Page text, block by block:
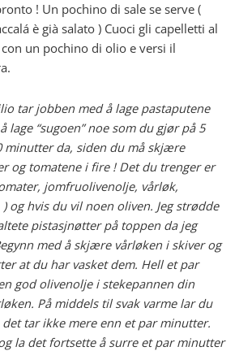
! Un pochino di sale se serve (
è già salato ) Cuoci gli capelletti al
un pochino di olio e versi il
tar jobben med å lage pastaputene
lage “sugoen” noe som du gjør på 5
minutter da, siden du må skjære
og tomatene i fire ! Det du trenger er
jomfruolivenolje, vårløk,
hvis du vil noen oliven. Jeg strødde
pistasjnøtter på toppen da jeg
med å skjære vårløken i skiver og
at du har vasket dem. Hell et par
god olivenolje i stekepannen din
På middels til svak varme lar du
tar ikke mere enn et par minutter.
la det fortsette å surre et par minutter